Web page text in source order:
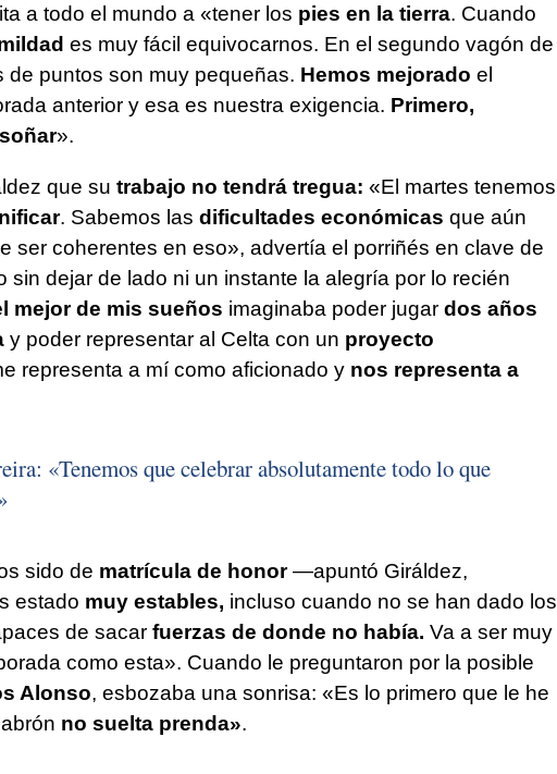
a todo el mundo a «tener los pies en la tierra. Cuando
es muy fácil equivocarnos. En el segundo vagón de
de puntos son muy pequeñas. Hemos mejorado el
anterior y esa es nuestra exigencia. Primero,
».
que su trabajo no tendrá tregua: «El martes tenemos
. Sabemos las dificultades económicas que aún
ser coherentes en eso», advertía el porriñés en clave de
sin dejar de lado ni un instante la alegría por lo recién
mejor de mis sueños imaginaba poder jugar dos años
y poder representar al Celta con un proyecto
representa a mí como aficionado y nos representa a
«Tenemos que celebrar absolutamente todo lo que
sido de matrícula de honor—apuntó Giráldez,
estado muy estables, incluso cuando no se han dado los
de sacar fuerzas de donde no había. Va a ser muy
como esta». Cuando le preguntaron por la posible
Alonso, esbozaba una sonrisa: «Es lo primero que le he
no suelta prenda».